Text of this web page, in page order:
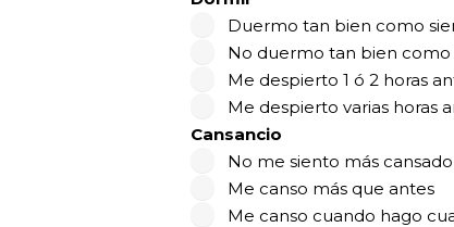
Duermo tan bien como
No duermo tan bien como
Me despierto 1 ó 2 horas
Me despierto varias horas
Cansancio
No me siento más
Me canso más que antes
Me canso cuando hago